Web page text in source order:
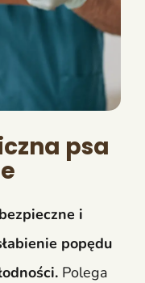
psa
i
popędu
Polega